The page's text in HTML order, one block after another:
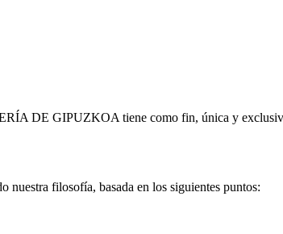
DE GIPUZKOA tiene como fin, única y
nuestra filosofía, basada en los siguientes puntos: